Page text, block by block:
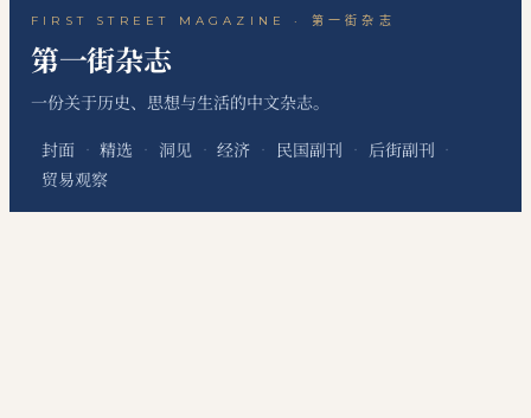
FIRST STREET MAGAZINE · 第一街杂志
第一街杂志
一份关于历史、思想与生活的中文杂志。
封面 · 精选 · 洞见 · 经济 · 民国副刊 · 后街副刊 ·
贸易观察